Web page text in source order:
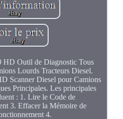
Outil de Diagnostic Tous
Lourds Tracteurs Diesel.
Scanner Diesel pour Camions
Principales. Les principales
: 1. Lire le Code de
3. Effacer la Mémoire de
4.